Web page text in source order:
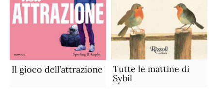
Il gioco dell’attrazione
Tutte le mattine di
Sybil